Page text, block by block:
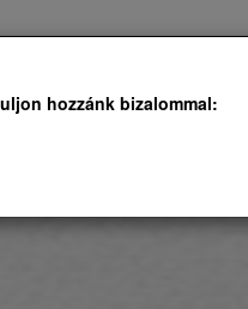
hozzánk bizalommal: